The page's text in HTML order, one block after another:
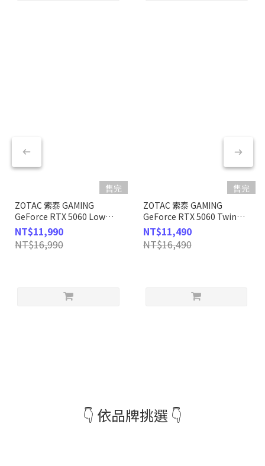
售完
ZOTAC 索泰 GAMING
GeForce RTX 5060 Low
Profile 顯示卡
NT$11,990
NT$16,990
售完
ZOTAC 索泰 GAMING
GeForce RTX 5060 Twin
Edge OC White Edition 顯
示卡
NT$11,490
NT$16,490
👇 依品牌挑選 👇